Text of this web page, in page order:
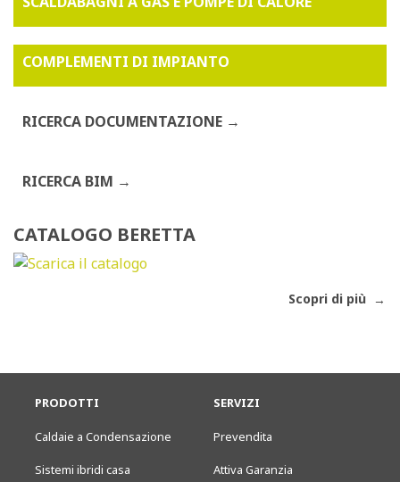
COMPLEMENTI DI IMPIANTO
RICERCA DOCUMENTAZIONE
RICERCA BIM
CATALOGO BERETTA
Scopri di più
PRODOTTI
Caldaie a Condensazione
Sistemi ibridi casa
SERVIZI
Prevendita
Attiva Garanzia